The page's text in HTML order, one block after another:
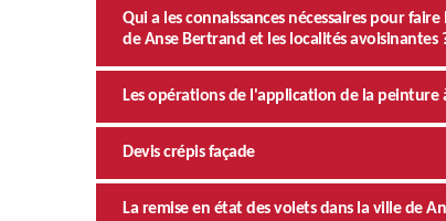
Qui a les connaissances nécessaires pour
de Anse Bertrand et les localités avoisinantes
Les opérations de l'application de la peinture
Devis crépis façade
La remise en état des volets dans la ville de